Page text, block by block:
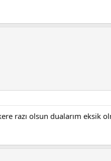
razı olsun dualarım eksik